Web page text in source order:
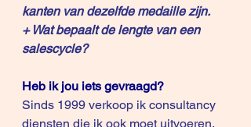
kanten van dezelfde medaille zijn.
+ Wat bepaalt de lengte van een
salescycle?
Heb ik jou iets gevraagd?
Sinds 1999 verkoop ik consultancy
diensten die ik ook moet uitvoeren.